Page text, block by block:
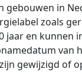
gebouwen in
zoals
en kunnen
van
gewijzigd of